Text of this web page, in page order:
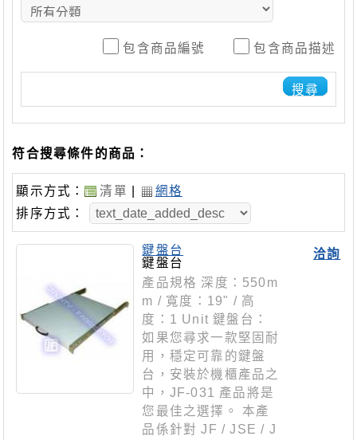
包含商品編號 包含商品描述
搜尋
符合搜尋條件的商品：
顯示方式： 清單
網格
排序方式：
洽詢
鍵盤台
鍵盤台
產品規格 深度：550m
m / 寬度：19" / 高
度：1 Unit 鍵盤台：
如果您尋求一款堅固耐
用，穩定可靠的鍵盤
台，安裝於機櫃產品之
中，JF-031 產品將是
您最佳之選擇。 本產
品係針對 JF / JSE / J